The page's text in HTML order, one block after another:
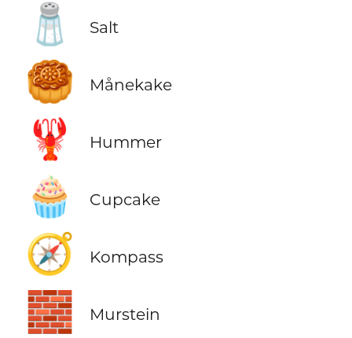
🧂 Salt
🥮 Månekake
🦞 Hummer
🧁 Cupcake
🧭 Kompass
🧱 Murstein